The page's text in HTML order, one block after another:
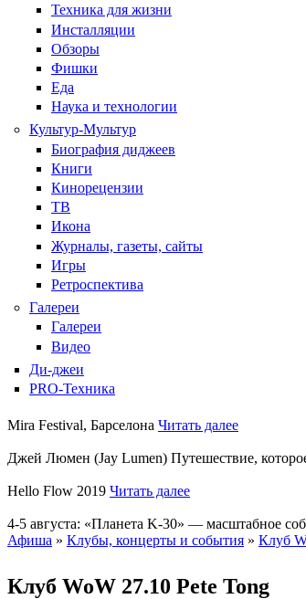
Техника для жизни
Инсталляции
Обзоры
Фишки
Еда
Наука и технологии
Культур-Мультур
Биография диджеев
Книги
Кинорецензии
ТВ
Икона
Журналы, газеты, сайты
Игры
Ретроспектива
Галереи
Галереи
Видео
Ди-джеи
PRO-Техника
Mira Festival, Барселона Читать далее
Джей Люмен (Jay Lumen) Путешествие,
Hello Flow 2019 Читать далее
4-5 августа: «Планета K-30» — масштабное
Афиша » Клубы, концерты и события » Клуб
Клуб WoW 27.10 Pete Tong